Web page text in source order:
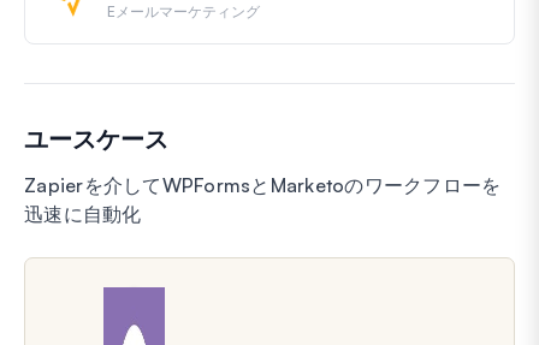
Eメールマーケティング
ユースケース
Zapierを介してWPFormsとMarketoのワークフローを
迅速に自動化